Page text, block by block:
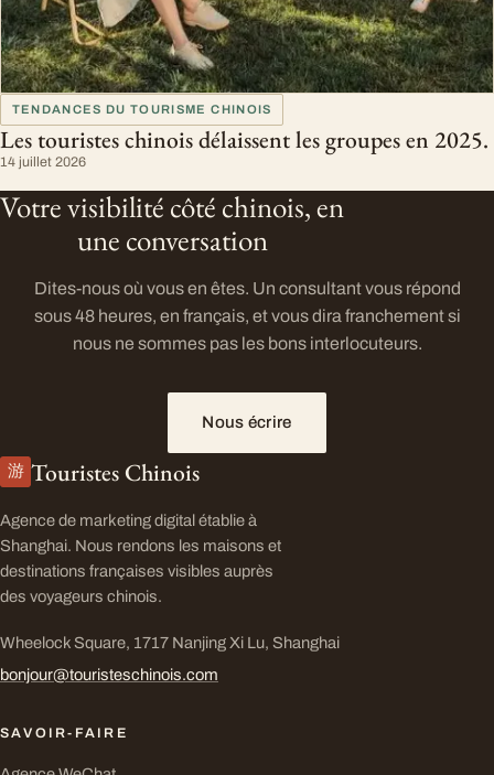
TENDANCES DU TOURISME CHINOIS
Les touristes chinois délaissent les groupes en 2025.
14 juillet 2026
Votre visibilité côté chinois, en
une conversation
Dites-nous où vous en êtes. Un consultant vous répond
sous 48 heures, en français, et vous dira franchement si
nous ne sommes pas les bons interlocuteurs.
Nous écrire
游 Touristes Chinois
Agence de marketing digital établie à
Shanghai. Nous rendons les maisons et
destinations françaises visibles auprès
des voyageurs chinois.
Wheelock Square, 1717 Nanjing Xi Lu, Shanghai
bonjour@touristeschinois.com
SAVOIR-FAIRE